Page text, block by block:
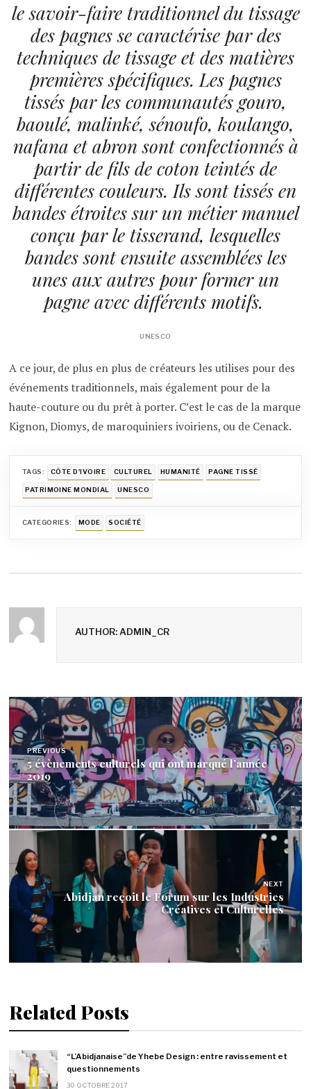
le savoir-faire traditionnel du tissage
des pagnes se caractérise par des
techniques de tissage et des matières
premières spécifiques. Les pagnes
tissés par les communautés gouro,
baoulé, malinké, sénoufo, koulango,
nafana et abron sont confectionnés à
partir de fils de coton teintés de
différentes couleurs. Ils sont tissés en
bandes étroites sur un métier manuel
conçu par le tisserand, lesquelles
bandes sont ensuite assemblées les
unes aux autres pour former un
pagne avec différents motifs.
UNESCO
A ce jour, de plus en plus de créateurs les utilises pour des
événements traditionnels, mais également pour de la
haute-couture ou du prêt à porter. C’est le cas de la marque
Kignon, Diomys, de maroquiniers ivoiriens, ou de Cenack.
TAGS: CÔTE D'IVOIRE CULTUREL HUMANITÉ PAGNE TISSÉ
PATRIMOINE MONDIAL UNESCO
CATEGORIES: MODE SOCIÉTÉ
AUTHOR: ADMIN_CR
Navigation
de
l’article
PREVIOUS
5 évènements culturels qui ont marqué l’année
2019
NEXT
Abidjan reçoit le Forum sur les Industries
Créatives et Culturelles
Related Posts
“L’Abidjanaise”de Yhebe Design : entre ravissement et
questionnements
30 OCTOBRE 2017